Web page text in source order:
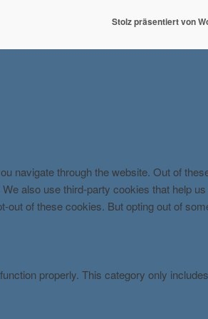
Stolz präsentiert von
navigate through the website. Out of
also use third-party cookies that help
out of these cookies. But opting out of
properly. This category only